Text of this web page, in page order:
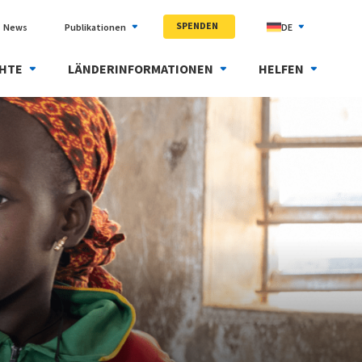
News Publikationen SPENDEN DE
LÄNDERINFORMATIONEN HELFEN